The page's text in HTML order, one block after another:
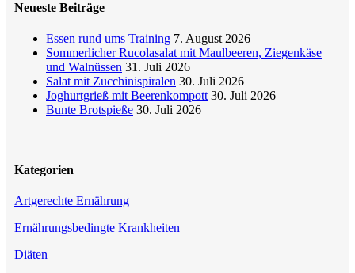
Neueste Beiträge
Essen rund ums Training 7. August 2026
Sommerlicher Rucolasalat mit Maulbeeren, Ziegenkäse
und Walnüssen 31. Juli 2026
Salat mit Zucchinispiralen 30. Juli 2026
Joghurtgrieß mit Beerenkompott 30. Juli 2026
Bunte Brotspieße 30. Juli 2026
Kategorien
Artgerechte Ernährung
Ernährungsbedingte Krankheiten
Diäten